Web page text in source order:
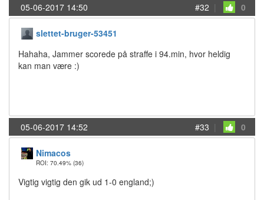
05-06-2017 14:50 #32 | 0
slettet-bruger-53451
Hahaha, Jammer scorede på straffe i 94.min, hvor heldig
kan man være :)
05-06-2017 14:52 #33 | 0
Nimacos
ROI: 70.49% (36)
Vigtig vigtig den gik ud 1-0 england;)